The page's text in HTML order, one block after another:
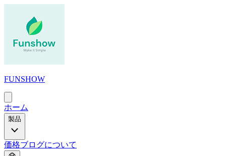
FUNSHOW
イ
ン
メ
ニ
ュ
ー
ホーム
製品
価格ブログについて